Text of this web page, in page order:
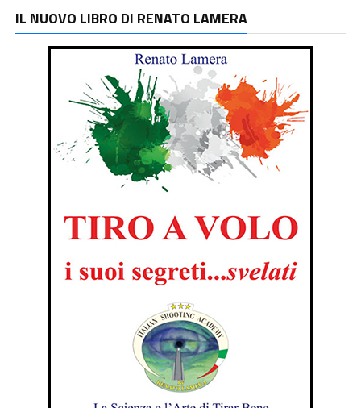
IL NUOVO LIBRO DI RENATO LAMERA